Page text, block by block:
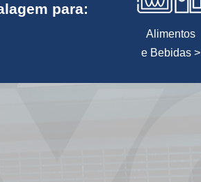
para:
Alimentos
e Bebidas >